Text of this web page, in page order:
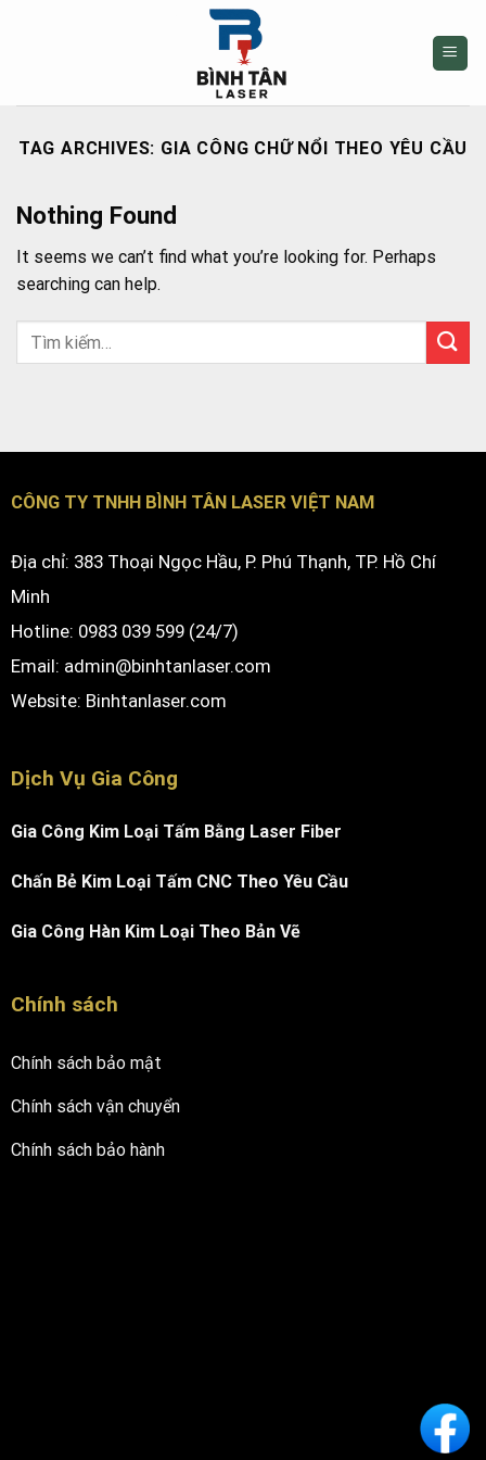
TAG ARCHIVES: GIA CÔNG CHỮ NỔI THEO YÊU CẦU
Nothing Found
It seems we can’t find what you’re looking for. Perhaps
searching can help.
CÔNG TY TNHH BÌNH TÂN LASER VIỆT NAM
Địa chỉ: 383 Thoại Ngọc Hầu, P. Phú Thạnh, TP. Hồ Chí
Minh
Hotline: 0983 039 599 (24/7)
Email: admin@binhtanlaser.com
Website: Binhtanlaser.com
Dịch Vụ Gia Công
Gia Công Kim Loại Tấm Bằng Laser Fiber
Chấn Bẻ Kim Loại Tấm CNC Theo Yêu Cầu
Gia Công Hàn Kim Loại Theo Bản Vẽ
Chính sách
Chính sách bảo mật
Chính sách vận chuyển
Chính sách bảo hành